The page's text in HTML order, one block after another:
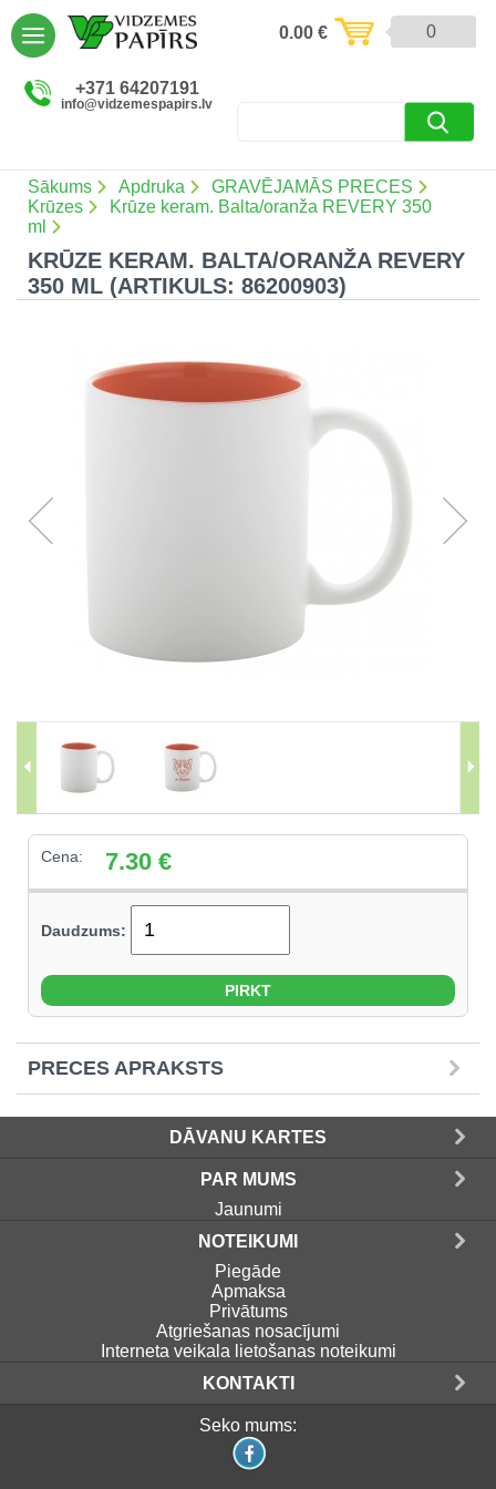
+371 64207191
info@vidzemespapirs.lv
0
0.00€
Sākums Apdruka
GRAVĒJAMĀS PRECES
Krūzes
Krūze keram. Balta/oranža REVERY 350
ml
KRŪZE KERAM. BALTA/ORANŽA REVERY
350 ML (ARTIKULS: 86200903)
Cena: 7.30 €
Daudzums:
PRECES APRAKSTS
DĀVANU KARTES
PAR MUMS
Jaunumi
NOTEIKUMI
Piegāde
Apmaksa
Privātums
Atgriešanas nosacījumi
Interneta veikala lietošanas noteikumi
KONTAKTI
Seko mums:
AIZVĒRT
Atlaides (12)
Ielogoties